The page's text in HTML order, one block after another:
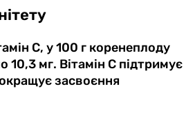
С, у 100 г коренеплоду
10,3 мг. Вітамін С підтримує
засвоєння